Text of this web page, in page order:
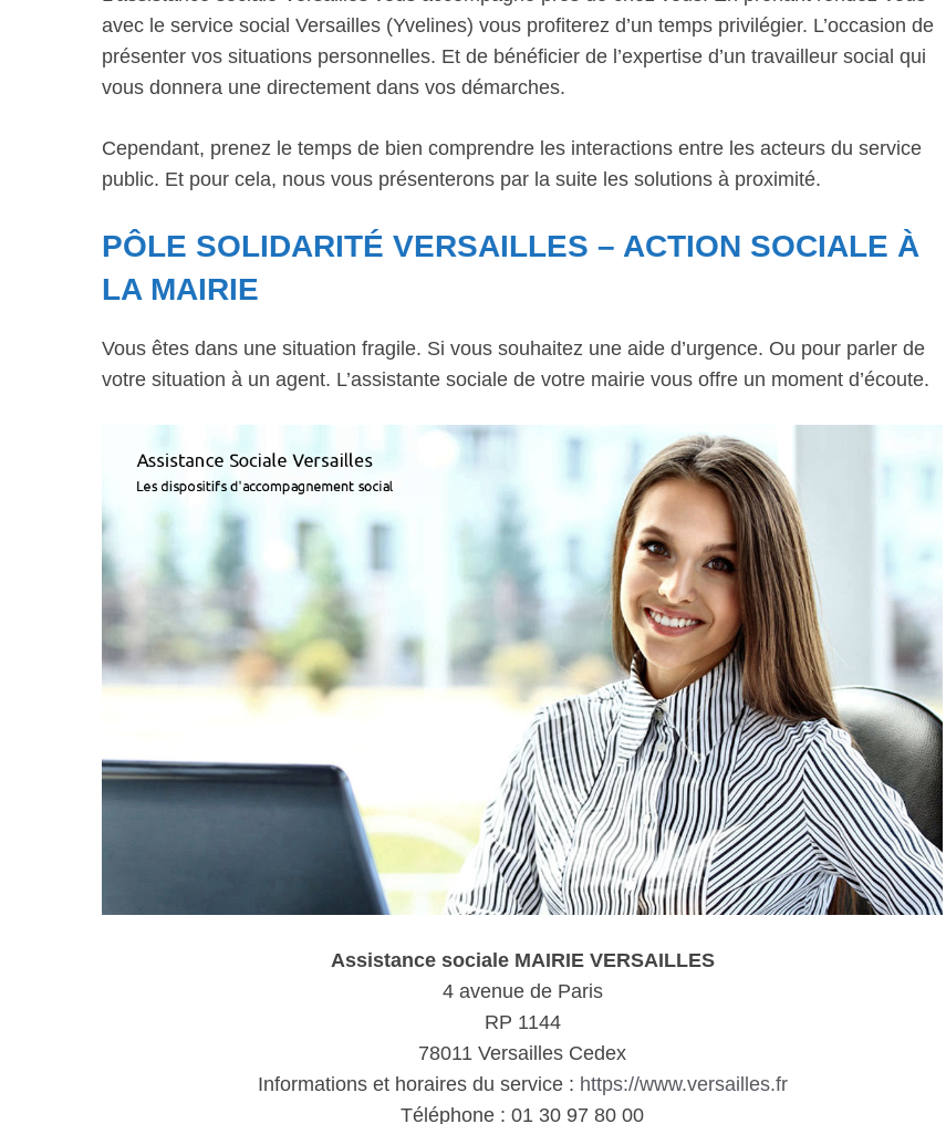
avec le service social Versailles (Yvelines) vous profiterez d’un temps privilégier. L’occasion de
présenter vos situations personnelles. Et de bénéficier de l’expertise d’un travailleur social qui
vous donnera une directement dans vos démarches.
Cependant, prenez le temps de bien comprendre les interactions entre les acteurs du service
public. Et pour cela, nous vous présenterons par la suite les solutions à proximité.
PÔLE SOLIDARITÉ VERSAILLES – ACTION SOCIALE À
LA MAIRIE
Vous êtes dans une situation fragile. Si vous souhaitez une aide d’urgence. Ou pour parler de
votre situation à un agent. L’assistante sociale de votre mairie vous offre un moment d’écoute.
Assistance sociale MAIRIE VERSAILLES
4 avenue de Paris
RP 1144
78011 Versailles Cedex
Informations et horaires du service : https://www.versailles.fr
Téléphone : 01 30 97 80 00